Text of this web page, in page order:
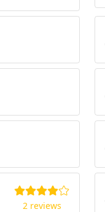
2 reviews